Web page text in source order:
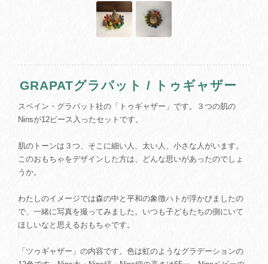
GRAPATグラパット / トゥギャザー
スペイン・グラパット社の「トゥギャザー」です。​３つの肌の
Ninsが12ピース入ったセットです。
肌のトーンは３つ、そこに細い人、太い人、小さな人がいます。
このおもちゃをデザインした方は、どんな思いがあったのでしょ
うか。
わたしのイメージでは森の中と平和の象徴ハトが浮かびましたの
で、一緒に写真を撮ってみました。いつも子どもたちの側にいて
ほしいなと思えるおもちゃです。
「ツゥギャザー」の内容です。色は虹のようなグラデーションの